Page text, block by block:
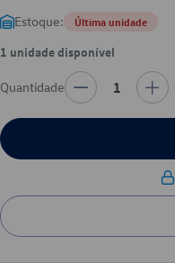
Estoque: Última unidade
1 unidade disponível
Quantidade 1